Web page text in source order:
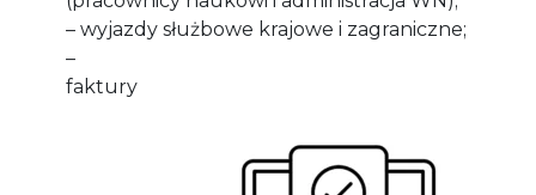
– wyjazdy służbowe krajowe i zagraniczne;
–
faktury